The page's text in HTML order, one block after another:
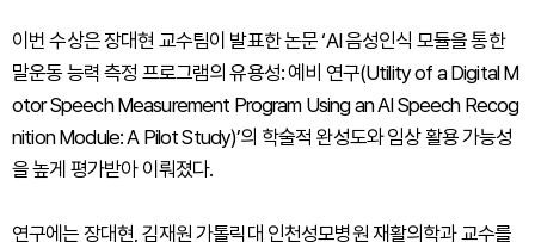
이번 수상은 장대현 교수팀이 발표한 논문 ‘AI 음성인식 모듈을 통한
말운동 능력 측정 프로그램의 유용성: 예비 연구(Utility of a Digital M
otor Speech Measurement Program Using an AI Speech Recog
nition Module: A Pilot Study)’의 학술적 완성도와 임상 활용 가능성
을 높게 평가받아 이뤄졌다.
연구에는 장대현, 김재원 가톨릭대 인천성모병원 재활의학과 교수를